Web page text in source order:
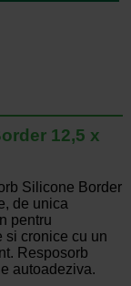
12,5 x
Silicone Border
de unica
pentru
si cronice cu un
Resposorb
autoadeziva.